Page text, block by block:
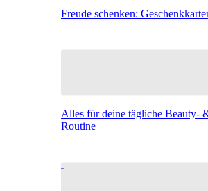
Freude schenken:
Alles für deine tägliche Beauty-
Routine